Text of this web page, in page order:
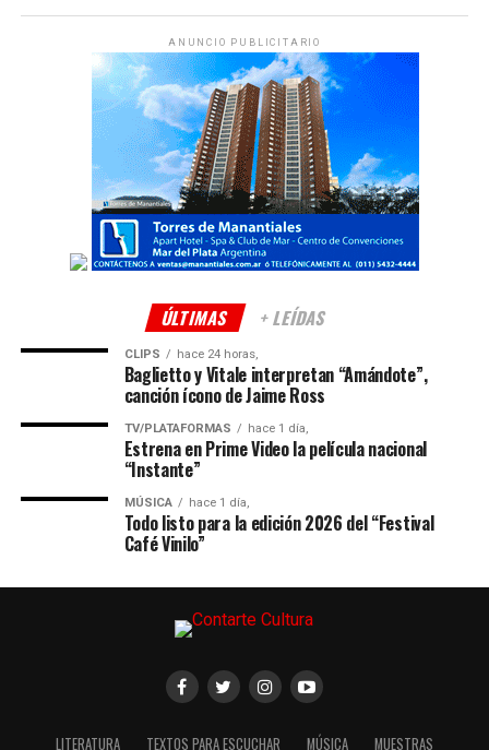
ANUNCIO PUBLICITARIO
ÚLTIMAS + LEÍDAS
CLIPS hace 24 horas,
Baglietto y Vitale interpretan “Amándote”,
canción ícono de Jaime Ross
TV/PLATAFORMAS hace 1 día,
Estrena en Prime Video la película nacional
“Instante”
MÚSICA hace 1 día,
Todo listo para la edición 2026 del “Festival
Café Vinilo”
LITERATURA TEXTOS PARA ESCUCHAR MÚSICA MUESTRAS